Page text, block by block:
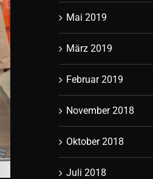
Mai 2019
März 2019
Februar 2019
November 2018
Oktober 2018
Juli 2018